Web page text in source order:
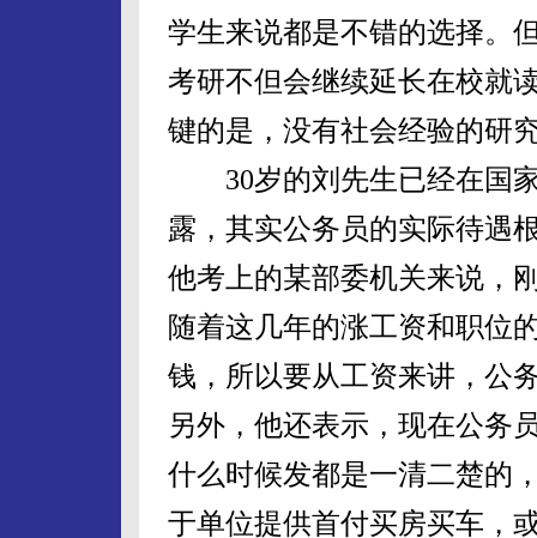
学生来说都是不错的选择。
考研不但会继续延长在校就
键的是，没有社会经验的研
30岁的刘先生已经在国家
露，其实公务员的实际待遇
他考上的某部委机关来说，
随着这几年的涨工资和职位
钱，所以要从工资来讲，公
另外，他还表示，现在公务
什么时候发都是一清二楚的
于单位提供首付买房买车，